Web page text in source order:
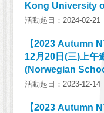
Kong University
活動起日：2024-02-21
【2023 Autumn
12月20日(三)上午
(Norwegian
活動起日：2023-12-14
【2023 Autumn